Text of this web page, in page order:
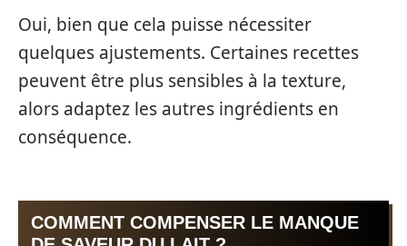
Oui, bien que cela puisse nécessiter
quelques ajustements. Certaines recettes
peuvent être plus sensibles à la texture,
alors adaptez les autres ingrédients en
conséquence.
COMMENT COMPENSER LE MANQUE